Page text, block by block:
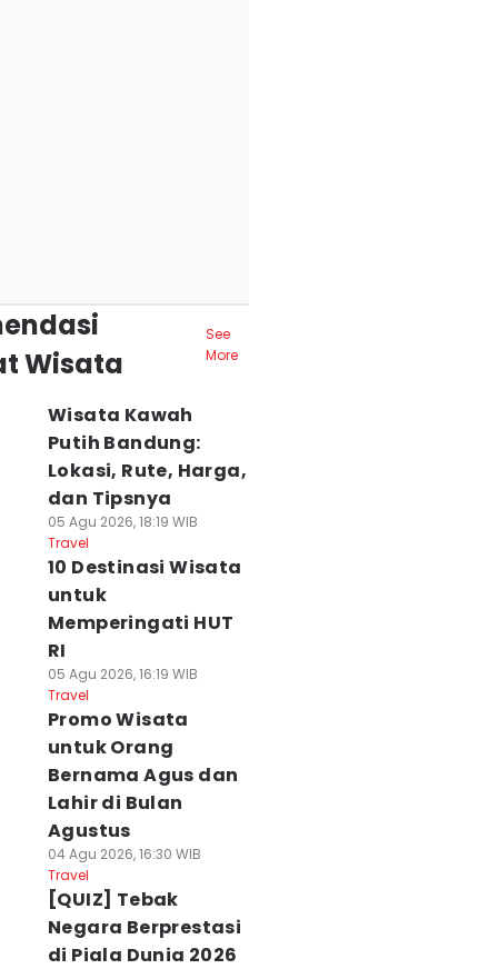
Wisata
See
More
Wisata Kawah
Putih Bandung:
Lokasi, Rute, Harga,
dan Tipsnya
05 Agu 2026, 18:19 WIB
Travel
10 Destinasi Wisata
untuk
Memperingati HUT
RI
05 Agu 2026, 16:19 WIB
Travel
Promo Wisata
untuk Orang
Bernama Agus dan
Lahir di Bulan
Agustus
04 Agu 2026, 16:30 WIB
Travel
[QUIZ] Tebak
Negara Berprestasi
di Piala Dunia 2026